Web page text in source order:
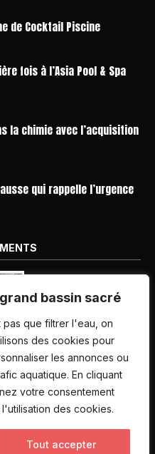
bassin sacré
pas que filtrer l'eau, on
des cookies pour
les annonces ou
aquatique. En cliquant
votre consentement
des cookies.
Tout accepter
de Cocktail Piscine
fois à l’Asia Pool & Spa
la chimie avec l’acquisition
qui rappelle l’urgence
parutions
magazine